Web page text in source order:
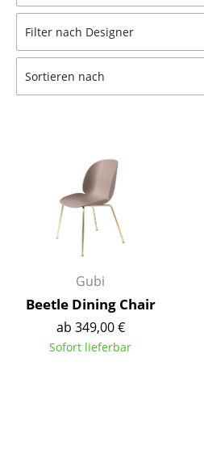
Bänke & Liegen
Sitzsäcke
Schaukelstühle
Bürodrehstühle
Konferenzstühle
Bürosessel
Einzelteile
... alle Sitzmöbel
Filter nach Designer
Sortieren nach
Gubi
Beetle Dining Chair
ab 349,00 €
Sofort lieferbar